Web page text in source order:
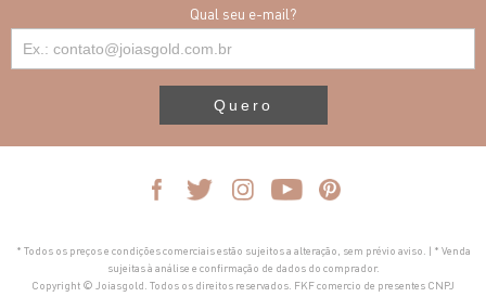
Qual seu e-mail?
Quero
* Todos os preços e condições comerciais estão sujeitos a alteração, sem prévio aviso. | * Venda
sujeitas à análise e confirmação de dados do comprador.
Copyright © Joiasgold. Todos os direitos reservados. FKF comercio de presentes CNPJ